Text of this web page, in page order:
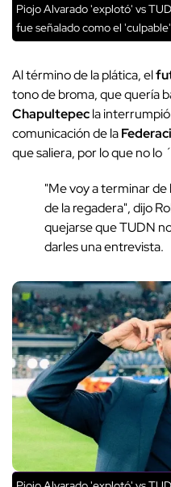
Piojo Alvarado 'explotó' vs
fue señalado como el
Al término de la plática, el
tono de broma, que quería
Chapultepecla
comunicación de la
que saliera, por lo que no
"Me voy a terminar
de la regadera", dijo
quejarse que TUDN
darles una entrevista.